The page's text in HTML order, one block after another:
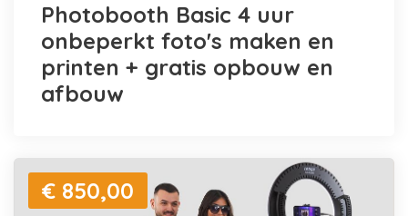
Photobooth Basic 4 uur
onbeperkt foto's maken en
printen + gratis opbouw en
afbouw
€ 850,00